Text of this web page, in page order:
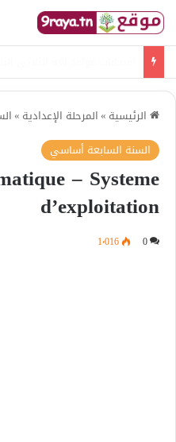
الرئيسية »المرحلة الإعدادية »
السنة السابعة أساسي
– Systeme
d’exploitation
0 1٬016